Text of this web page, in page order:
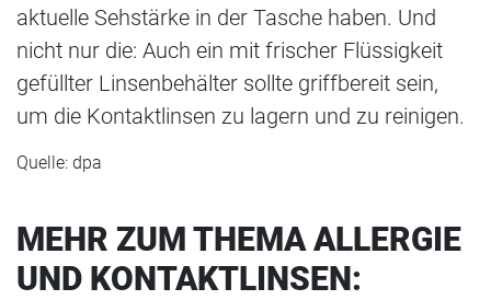
aktuelle Sehstärke in der Tasche haben. Und
nicht nur die: Auch ein mit frischer Flüssigkeit
gefüllter Linsenbehälter sollte griffbereit sein,
um die Kontaktlinsen zu lagern und zu reinigen.
Quelle: dpa
MEHR ZUM THEMA ALLERGIE
UND KONTAKTLINSEN: